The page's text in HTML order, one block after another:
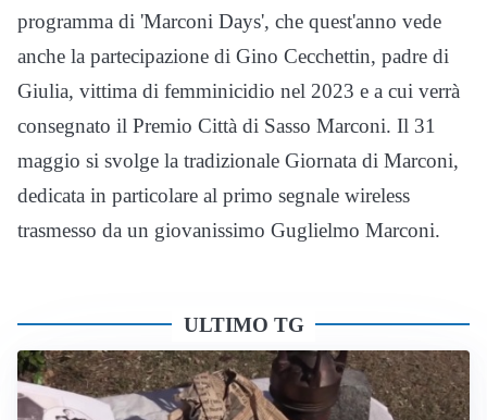
programma di 'Marconi Days', che quest'anno vede
anche la partecipazione di Gino Cecchettin, padre di
Giulia, vittima di femminicidio nel 2023 e a cui verrà
consegnato il Premio Città di Sasso Marconi. Il 31
maggio si svolge la tradizionale Giornata di Marconi,
dedicata in particolare al primo segnale wireless
trasmesso da un giovanissimo Guglielmo Marconi.
ULTIMO TG